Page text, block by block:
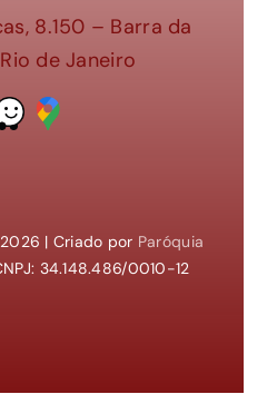
8.150 – Barra da
de Janeiro
| Criado por Paróquia
34.148.486/0010-12